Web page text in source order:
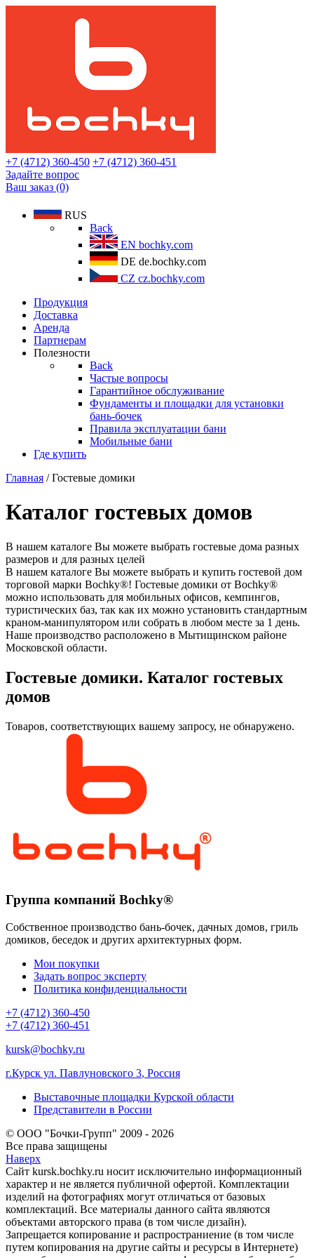
+7 (4712) 360-450 +7 (4712) 360-451
Задайте вопрос
Ваш заказ (0)
RUS
Back
EN bochky.com
DE de.bochky.com
CZ cz.bochky.com
Продукция
Доставка
Аренда
Партнерам
Полезности
Back
Частые вопросы
Гарантийное обслуживание
Фундаменты и площадки для установки
бань-бочек
Правила эксплуатации бани
Мобильные бани
Где купить
Главная / Гостевые домики
Каталог гостевых домов
В нашем каталоге Вы можете выбрать гостевые дома разных
размеров и для разных целей
В нашем каталоге Вы можете выбрать и купить гостевой дом
торговой марки Bochky®! Гостевые домики от Bochky®
можно использовать для мобильных офисов, кемпингов,
туристических баз, так как их можно установить стандартным
краном-манипулятором или собрать в любом месте за 1 день.
Наше производство расположено в Мытищинском районе
Московской области.
Гостевые домики. Каталог гостевых
домов
Товаров, соответствующих вашему запросу, не обнаружено.
Группа компаний Bochky®
Собственное производство бань-бочек, дачных домов, гриль
домиков, беседок и других архитектурных форм.
Мои покупки
Задать вопрос эксперту
Политика конфиденциальности
+7 (4712) 360-450
+7 (4712) 360-451
kursk@bochky.ru
г.Курск ул. Павлуновского 3, Россия
Выставочные площадки Курской области
Представители в России
© ООО "Бочки-Групп" 2009 - 2026
Все права защищены
Наверх
Сайт kursk.bochky.ru носит исключительно информационный
характер и не является публичной офертой. Комплектации
изделий на фотографиях могут отличаться от базовых
комплектаций. Все материалы данного сайта являются
объектами авторского права (в том числе дизайн).
Запрещается копирование и распространиение (в том числе
путем копирования на другие сайты и ресурсы в Интернете)